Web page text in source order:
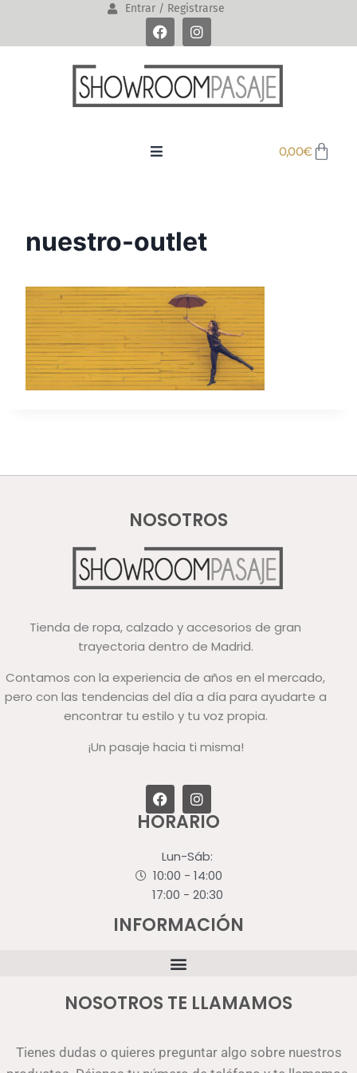
Entrar / Registrarse
0,00€
nuestro-outlet
NOSOTROS
Tienda de ropa, calzado y accesorios de gran
trayectoria dentro de Madrid.
Contamos con la experiencia de años en el mercado,
pero con las tendencias del día a día para ayudarte a
encontrar tu estilo y tu voz propia.
¡Un pasaje hacia ti misma!
HORARIO
Lun-Sáb:
10:00 - 14:00
17:00 - 20:30
INFORMACIÓN
NOSOTROS TE LLAMAMOS
Tienes dudas o quieres preguntar algo sobre nuestros